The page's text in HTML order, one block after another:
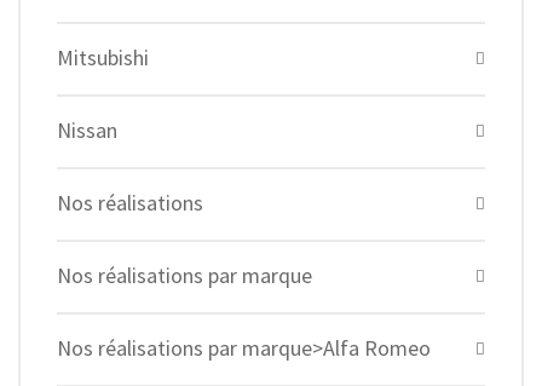
Mitsubishi
Nissan
Nos réalisations
Nos réalisations par marque
Nos réalisations par marque>Alfa Romeo